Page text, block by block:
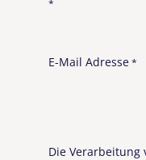
*
E-Mail Adresse*
Die Verarbeitung